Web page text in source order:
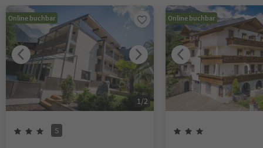
Online buchbar
1/2
S
Online buchbar